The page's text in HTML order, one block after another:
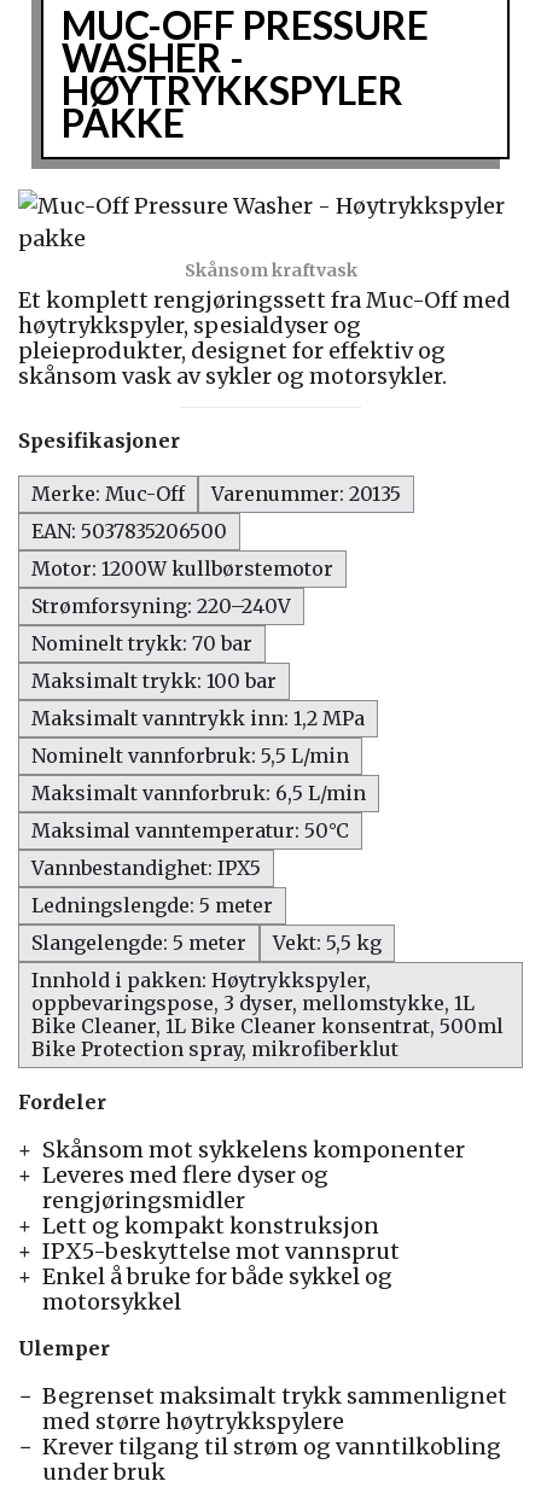
Skånsom kraftvask
MUC-OFF PRESSURE
WASHER -
HØYTRYKKSPYLER
PAKKE
Et komplett rengjøringssett fra Muc-Off med
høytrykkspyler, spesialdyser og
pleieprodukter, designet for effektiv og
skånsom vask av sykler og motorsykler.
Fordeler
Skånsom mot sykkelens komponenter
Leveres med flere dyser og
rengjøringsmidler
Lett og kompakt konstruksjon
IPX5-beskyttelse mot vannsprut
Enkel å bruke for både sykkel og
motorsykkel
Ulemper
Begrenset maksimalt trykk sammenlignet
med større høytrykkspylere
Krever tilgang til strøm og vanntilkobling
under bruk
Spesifikasjoner
Merke: Muc-Off
Varenummer: 20135
EAN: 5037835206500
Motor: 1200W kullbørstemotor
Strømforsyning: 220–240V
Nominelt trykk: 70 bar
Maksimalt trykk: 100 bar
Maksimalt vanntrykk inn: 1,2 MPa
Nominelt vannforbruk: 5,5 L/min
Maksimalt vannforbruk: 6,5 L/min
Maksimal vanntemperatur: 50°C
Vannbestandighet: IPX5
Ledningslengde: 5 meter
Slangelengde: 5 meter
Vekt: 5,5 kg
Innhold i pakken: Høytrykkspyler,
oppbevaringspose, 3 dyser, mellomstykke, 1L
Bike Cleaner, 1L Bike Cleaner konsentrat, 500ml
Bike Protection spray, mikrofiberklut